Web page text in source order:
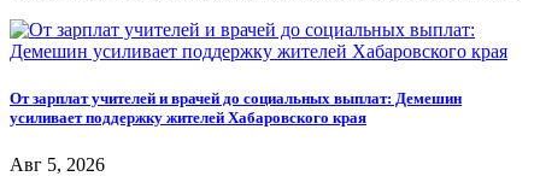
От зарплат учителей и врачей до социальных выплат: Демешин
усиливает поддержку жителей Хабаровского края
Авг 5, 2026